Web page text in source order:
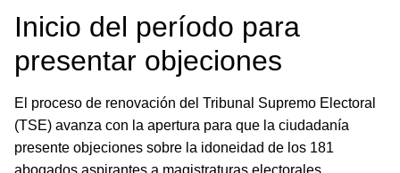
Inicio del período para
presentar objeciones
El proceso de renovación del Tribunal Supremo Electoral
(TSE) avanza con la apertura para que la ciudadanía
presente objeciones sobre la idoneidad de los 181
abogados aspirantes a magistraturas electorales.